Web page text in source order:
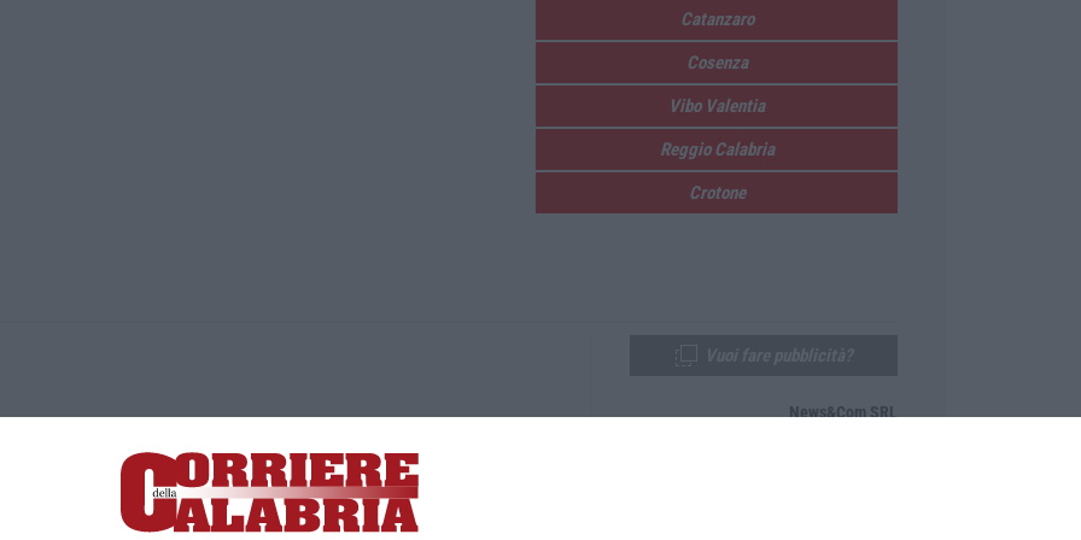
Catanzaro
Cosenza
Vibo Valentia
Reggio Calabria
Crotone
Lamezia Terme (CZ)
responsabile Paola Militano |Privacy
News&Com SRL